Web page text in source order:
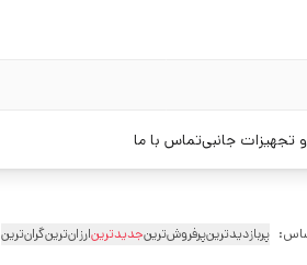
و تجهیزات جانبیتماس با ما
پربازدیدترینپرفروش‌ترینجدیدترینارزان‌ترینگران‌ترین